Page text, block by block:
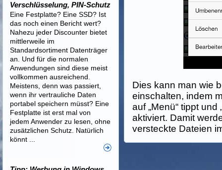
Dies kann man wie
einschalten, indem
auf „Menü“ tippt und
aktiviert. Damit
versteckte Dateien
Verschlüsselung, PIN-Schutz
Eine Festplatte? Eine SSD? Ist
das noch einen Bericht wert?
Nahezu jeder Discounter bietet
mittlerweile im
Standardsortiment Datenträger
an. Und für die normalen
Anwendungen sind diese meist
vollkommen ausreichend.
Meistens, denn was passiert,
wenn ihr vertrauliche Daten
portabel speichern müsst? Eine
Festplatte ist erst mal von
jedem Anwender zu lesen, ohne
zusätzlichen Schutz. Natürlich
könnt ...